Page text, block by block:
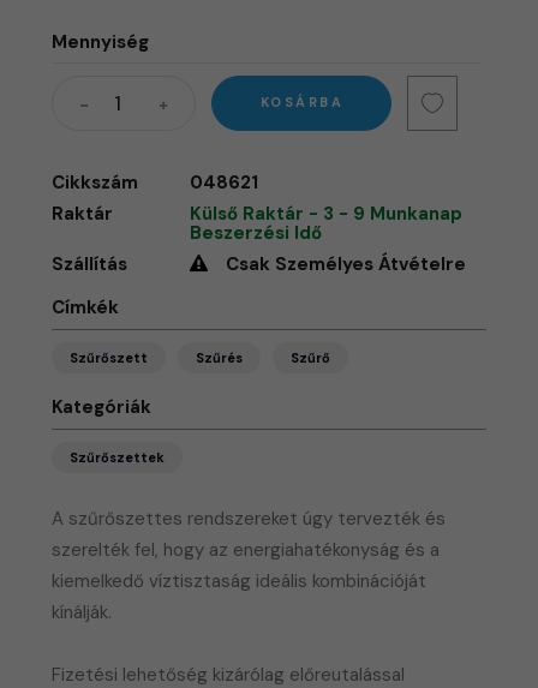
A szűrőszettes rendszereket úgy tervezték és
szerelték fel, hogy az energiahatékonyság és a
kiemelkedő víztisztaság ideális kombinációját
kínálják.
​Fizetési lehetőség kizárólag előreutalással
Mennyiség
KOSÁRBA
Cikkszám
048621
Raktár
Külső Raktár - 3 - 9 Munkanap
Beszerzési Idő
Szállítás
Csak Személyes Átvételre
Címkék
Szűrőszett Szűrés Szűrő
Kategóriák
Szűrőszettek